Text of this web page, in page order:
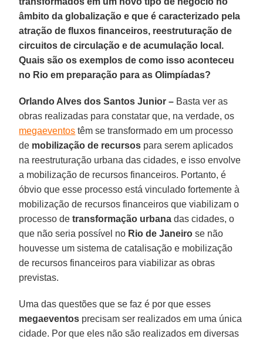
âmbito da globalização e que é caracterizado pela
atração de fluxos financeiros, reestruturação de
circuitos de circulação e de acumulação local.
Quais são os exemplos de como isso aconteceu
no Rio em preparação para as Olimpíadas?
Orlando Alves dos Santos Junior – Basta ver as
obras realizadas para constatar que, na verdade, os
megaeventos têm se transformado em um processo
de mobilização de recursos para serem aplicados
na reestruturação urbana das cidades, e isso envolve
a mobilização de recursos financeiros. Portanto, é
óbvio que esse processo está vinculado fortemente à
mobilização de recursos financeiros que viabilizam o
processo detransformação urbana das cidades, o
que não seria possível no Rio de Janeiro se não
houvesse um sistema de catalisação e mobilização
de recursos financeiros para viabilizar as obras
previstas.
Uma das questões que se faz é por que esses
megaeventos precisam ser realizados em uma única
cidade. Por que eles não são realizados em diversas